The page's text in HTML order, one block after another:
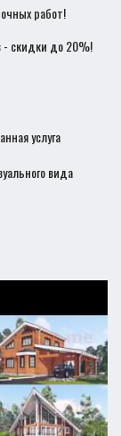
работ!
- скидки до 20%!
услуга
вида